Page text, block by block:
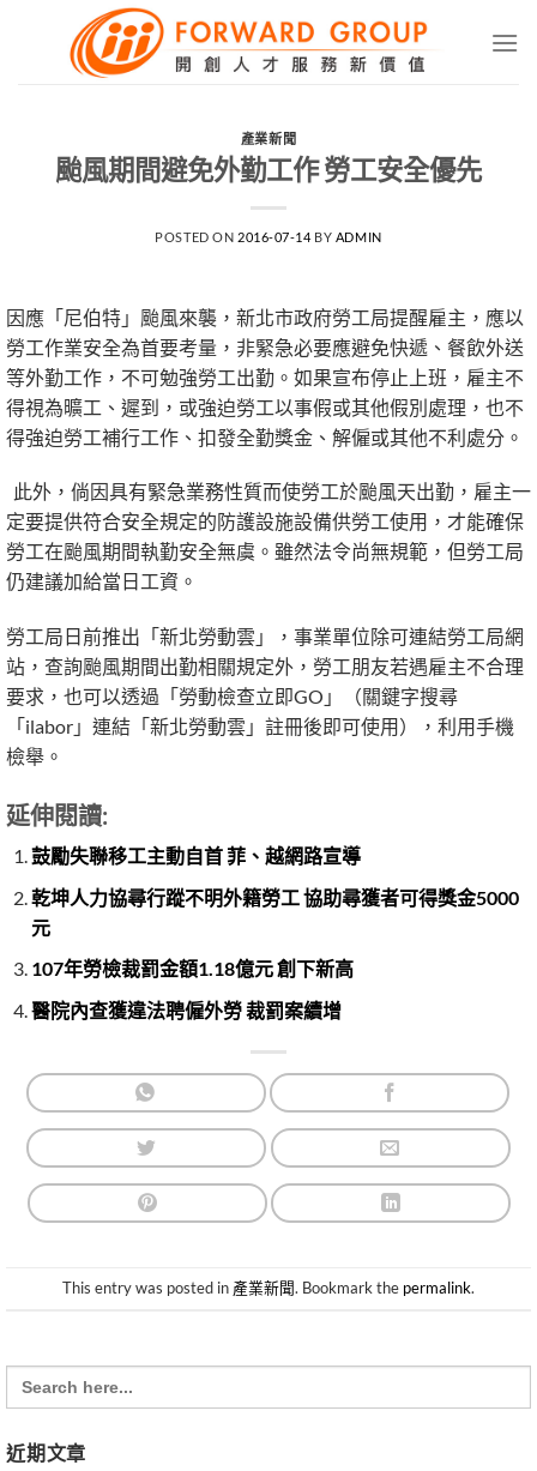
產業新聞
颱風期間避免外勤工作 勞工安全優先
POSTED ON 2016-07-14 BY ADMIN
因應「尼伯特」颱風來襲，新北市政府勞工局提醒雇主，應以
勞工作業安全為首要考量，非緊急必要應避免快遞、餐飲外送
等外勤工作，不可勉強勞工出勤。如果宣布停止上班，雇主不
得視為曠工、遲到，或強迫勞工以事假或其他假別處理，也不
得強迫勞工補行工作、扣發全勤獎金、解僱或其他不利處分。
此外，倘因具有緊急業務性質而使勞工於颱風天出勤，雇主一
定要提供符合安全規定的防護設施設備供勞工使用，才能確保
勞工在颱風期間執勤安全無虞。雖然法令尚無規範，但勞工局
仍建議加給當日工資。
勞工局日前推出「新北勞動雲」，事業單位除可連結勞工局網
站，查詢颱風期間出勤相關規定外，勞工朋友若遇雇主不合理
要求，也可以透過「勞動檢查立即GO」（關鍵字搜尋
「ilabor」連結「新北勞動雲」註冊後即可使用），利用手機
檢舉。
延伸閱讀:
鼓勵失聯移工主動自首 菲、越網路宣導
乾坤人力協尋行蹤不明外籍勞工 協助尋獲者可得獎金5000
元
107年勞檢裁罰金額1.18億元 創下新高
醫院內查獲違法聘僱外勞 裁罰案續增
This entry was posted in 產業新聞. Bookmark the permalink.
Search
for:
近期文章